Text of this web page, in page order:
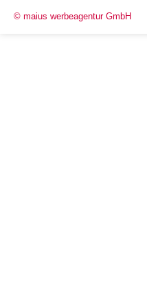
© maius werbeagentur GmbH